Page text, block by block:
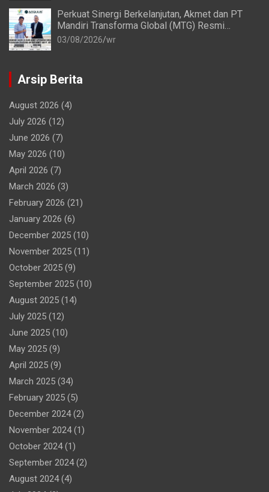
Perkuat Sinergi Berkelanjutan, Akmet dan PT
Mandiri Transforma Global (MTG) Resmi
Perpanjang Perjanjian Kerja Sama
03/08/2026 wr
Arsip Berita
August 2026 (4)
July 2026 (12)
June 2026 (7)
May 2026 (10)
April 2026 (7)
March 2026 (3)
February 2026 (21)
January 2026 (6)
December 2025 (10)
November 2025 (11)
October 2025 (9)
September 2025 (10)
August 2025 (14)
July 2025 (12)
June 2025 (10)
May 2025 (9)
April 2025 (9)
March 2025 (34)
February 2025 (5)
December 2024(2)
November 2024(1)
October 2024(1)
September 2024(2)
August 2024(4)